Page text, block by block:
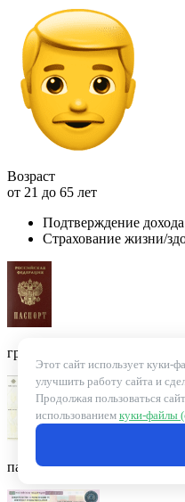
Возраст
от 21 до 65 лет
Подтверждение дохода
Страхование жизни/
гражданский паспорт
паспорт транспортного
Этот сайт использует куки-
улучшить работу сайта и
Продолжая пользоваться
использованием куки-файлы